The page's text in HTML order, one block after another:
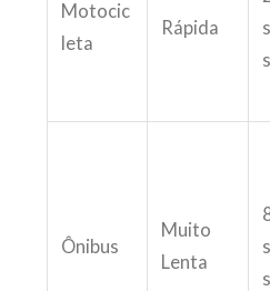
Motocic
leta
Rápida
s
Ônibus
Muito
Lenta
s